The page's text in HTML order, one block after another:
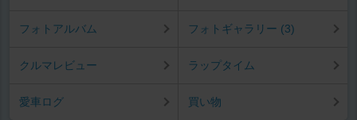
フォトアルバム フォトギャラリー (3)
クルマレビュー ラップタイム
愛車ログ 買い物